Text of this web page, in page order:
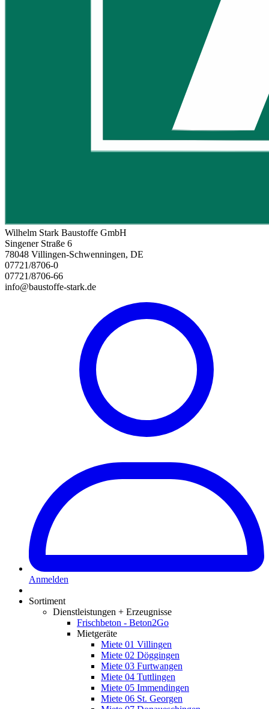
Wilhelm Stark Baustoffe GmbH
Singener Straße 6
78048 Villingen-Schwenningen, DE
07721/8706-0
07721/8706-66
info@baustoffe-stark.de
Anmelden
Sortiment
Dienstleistungen + Erzeugnisse
Frischbeton - Beton2Go
Mietgeräte
Miete 01 Villingen
Miete 02 Döggingen
Miete 03 Furtwangen
Miete 04 Tuttlingen
Miete 05 Immendingen
Miete 06 St. Georgen